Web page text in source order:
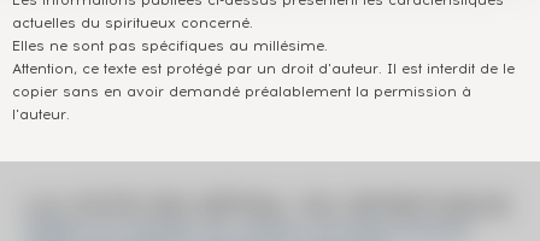
actuelles du spiritueux concerné.
Elles ne sont pas spécifiques au millésime.
Attention, ce texte est protégé par un droit d'auteur. Il est interdit de le
copier sans en avoir demandé préalablement la permission à
l'auteur.